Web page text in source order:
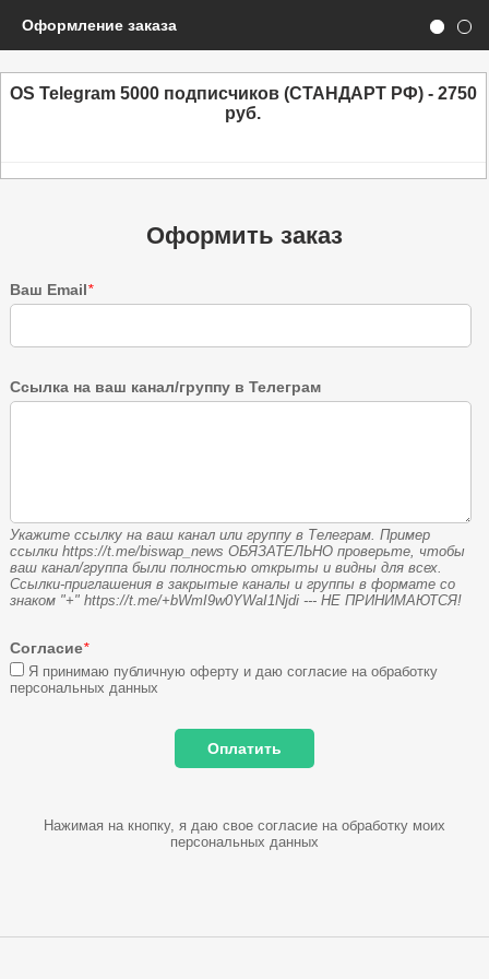
Оформление заказа
Оформить заказ
Ваш Email*
Ссылка на ваш канал/группу в Телеграм
Укажите ссылку на ваш канал или группу в Телеграм. Пример
ссылки https://t.me/biswap_news ОБЯЗАТЕЛЬНО проверьте, чтобы
ваш канал/группа были полностью открыты и видны для всех.
Ссылки-приглашения в закрытые каналы и группы в формате со
знаком "+" https://t.me/+bWmI9w0YWaI1Njdi --- НЕ ПРИНИМАЮТСЯ!
Согласие*
Я принимаю публичную оферту и даю согласие на обработку
персональных данных
Нажимая на кнопку, я даю свое согласие на обработку моих
персональных данных
OS Telegram 5000 подписчиков (СТАНДАРТ РФ) - 2750
руб.